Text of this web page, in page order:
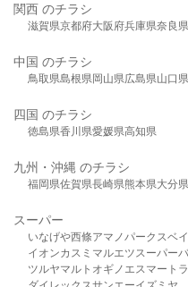
関西 のチラシ
滋賀県京都府大阪府兵庫県奈良県
中国 のチラシ
鳥取県島根県岡山県広島県山口県
四国 のチラシ
徳島県香川県愛媛県高知県
九州・沖縄 のチラシ
福岡県佐賀県長崎県熊本県大分県
スーパー
いなげや西條アマノパークスベ
イオンカスミ マルエツスーパー
ツルヤマルト オギノ エスマート